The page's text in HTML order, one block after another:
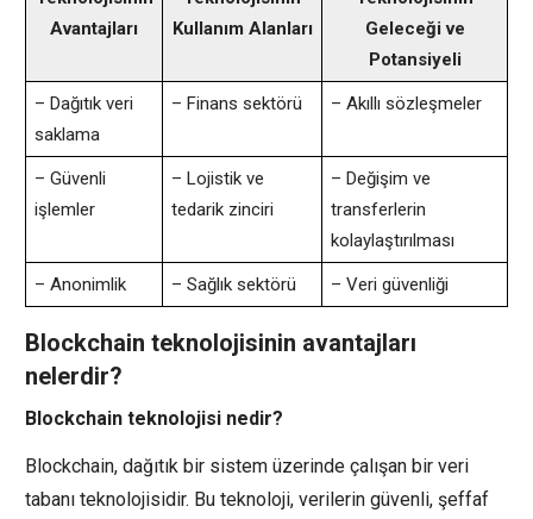
Avantajları
Kullanım Alanları
Geleceği ve
Potansiyeli
– Dağıtık veri
saklama
– Finans sektörü – Akıllı sözleşmeler
– Güvenli
işlemler
– Lojistik ve
tedarik zinciri
– Değişim ve
transferlerin
kolaylaştırılması
– Anonimlik – Sağlık sektörü – Veri güvenliği
Blockchain teknolojisinin avantajları
nelerdir?
Blockchain teknolojisi nedir?
Blockchain, dağıtık bir sistem üzerinde çalışan bir veri
tabanı teknolojisidir. Bu teknoloji, verilerin güvenli, şeffaf